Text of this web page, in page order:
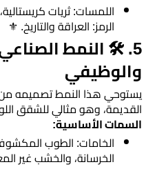
​اللمسات: ثريات
​الرمز: العراقة والتاريخ. ⚜️
​5. 🛠️ النمط
والوظيفي
​يستوحي هذا النمط تصميمه
القديمة، وهو مثالي للشقق
​السمات الأساسية:
​الخامات: الطوب
الخرسانة، والخشب غير